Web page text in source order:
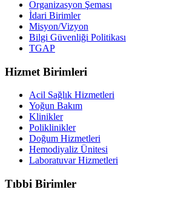
Organizasyon Şeması
İdari Birimler
Misyon/Vizyon
Bilgi Güvenliği Politikası
TGAP
Hizmet Birimleri
Acil Sağlık Hizmetleri
Yoğun Bakım
Klinikler
Poliklinikler
Doğum Hizmetleri
Hemodiyaliz Ünitesi
Laboratuvar Hizmetleri
Tıbbi Birimler